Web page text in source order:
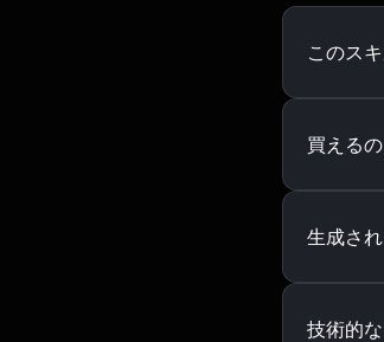
このス
買える
生成さ
技術的